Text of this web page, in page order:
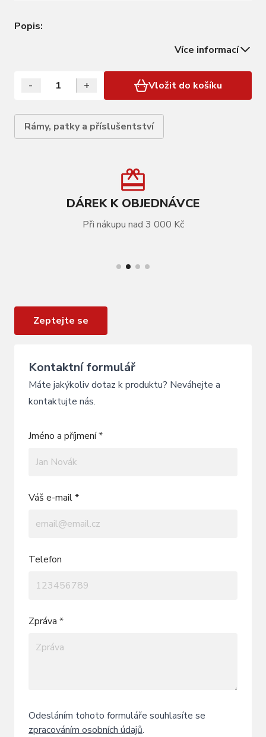
Popis:
Více informací
- + Vložit do košíku
Rámy, patky a příslušentství
DÁREK K OBJEDNÁVCE
Při nákupu nad 3 000 Kč
Zeptejte se
Kontaktní formulář
Máte jakýkoliv dotaz k produktu? Neváhejte a
kontaktujte nás.
Jméno a příjmení *
Váš e-mail *
Telefon
Zpráva *
Odesláním tohoto formuláře souhlasíte se
zpracováním osobních údajů.